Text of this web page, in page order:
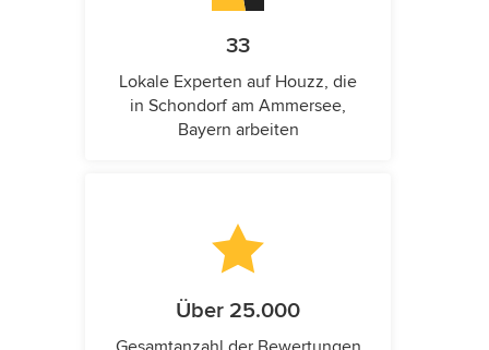
33
Lokale Experten auf Houzz, die
in Schondorf am Ammersee,
Bayern arbeiten
Über 25.000